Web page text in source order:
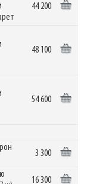
44 200
48 100
54 600
3 300
16 300